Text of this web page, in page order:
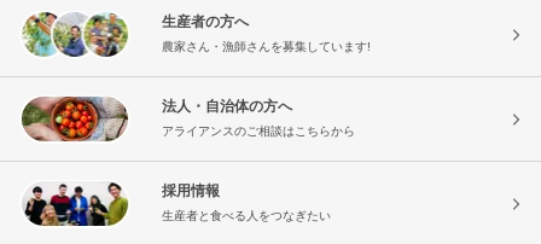
生産者の方へ
農家さん・漁師さんを募集しています!
法人・自治体の方へ
アライアンスのご相談はこちらから
採用情報
生産者と食べる人をつなぎたい